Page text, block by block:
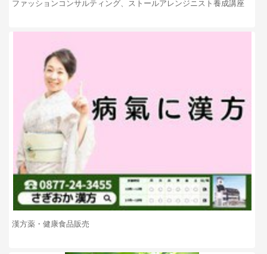
ファッションコンサルティング、ストールアレンジニスト養成講座
漢方薬・健康食品販売